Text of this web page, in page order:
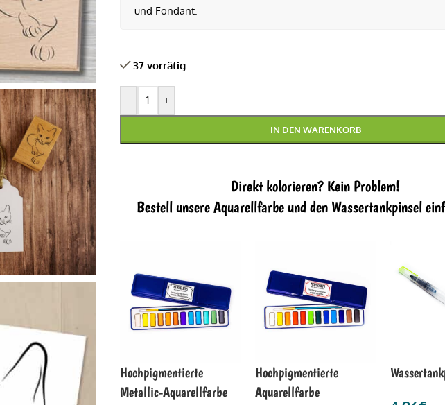
und Fondant.
37 vorrätig
- +
IN DEN WARENKORB
Direkt kolorieren? Kein Problem!
Bestell unsere Aquarellfarbe und den Wassertankpinsel
Hochpigmentierte
Metallic-Aquarellfarbe
Hochpigmentierte
Aquarellfarbe